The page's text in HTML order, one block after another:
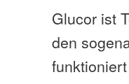
Glucor ist
den